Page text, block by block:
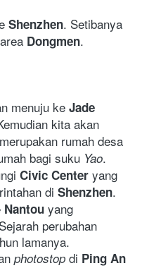
Shenzhen. Setibanya
Dongmen.
menuju ke Jade
rumah desa
bagi suku Yao.
Civic Center yang
di Shenzhen.
Nantou yang
perubahan
lamanya.
photostop di Ping An